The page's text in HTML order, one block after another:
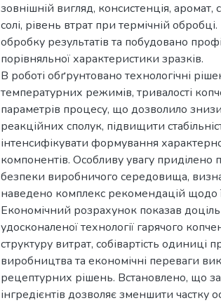
зовнішній вигляд, консистенція, аромат,
солі, рівень втрат при термічній
обробку результатів та побудовано
порівняльної характеристики зразків.
В роботі обґрунтовано технологічні
температурних режимів, тривалості
параметрів процесу, що дозволило
реакційних сполук, підвищити
інтенсифікувати формування
компонентів. Особливу увагу приділено
безпеки виробничого середовища,
наведено комплекс рекомендацій щодо
Економічний розрахунок показав
удосконаленої технології гарячого
структуру витрат, собівартість одиниці
виробництва та економічні переваги
рецептурних рішень. Встановлено, що
інгредієнтів дозволяє зменшити